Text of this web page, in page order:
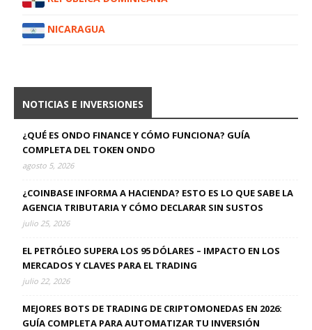
NICARAGUA
NOTICIAS E INVERSIONES
¿QUÉ ES ONDO FINANCE Y CÓMO FUNCIONA? GUÍA
COMPLETA DEL TOKEN ONDO
agosto 5, 2026
¿COINBASE INFORMA A HACIENDA? ESTO ES LO QUE SABE LA
AGENCIA TRIBUTARIA Y CÓMO DECLARAR SIN SUSTOS
julio 25, 2026
EL PETRÓLEO SUPERA LOS 95 DÓLARES – IMPACTO EN LOS
MERCADOS Y CLAVES PARA EL TRADING
julio 22, 2026
MEJORES BOTS DE TRADING DE CRIPTOMONEDAS EN 2026:
GUÍA COMPLETA PARA AUTOMATIZAR TU INVERSIÓN